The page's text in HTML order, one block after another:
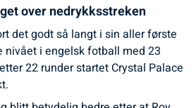
over nedrykksstreken
det godt så langt i sin aller første
nivået i engelsk fotball med 23
22 runder startet Crystal Palace